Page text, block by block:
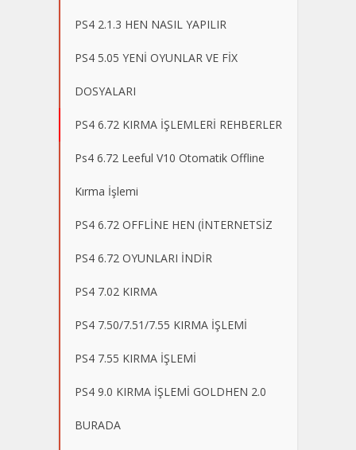
PS4 2.1.3 HEN NASIL YAPILIR
PS4 5.05 YENİ OYUNLAR VE FİX
DOSYALARI
PS4 6.72 KIRMA İŞLEMLERİ REHBERLER
Ps4 6.72 Leeful V10 Otomatik Offline
Kırma İşlemi
PS4 6.72 OFFLİNE HEN (İNTERNETSİZ
PS4 6.72 OYUNLARI İNDİR
PS4 7.02 KIRMA
PS4 7.50/7.51/7.55 KIRMA İŞLEMİ
PS4 7.55 KIRMA İŞLEMİ
PS4 9.0 KIRMA İŞLEMİ GOLDHEN 2.0
BURADA